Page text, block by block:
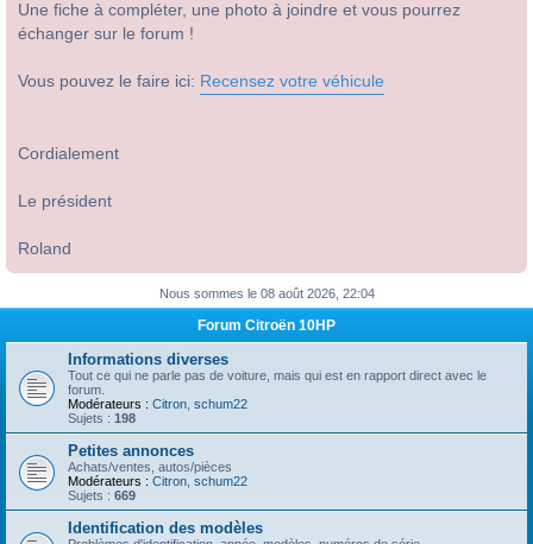
Une fiche à compléter, une photo à joindre et vous pourrez
échanger sur le forum !
Vous pouvez le faire ici: Recensez votre véhicule
Cordialement
Le président
Roland
Nous sommes le 08 août 2026, 22:04
Forum Citroën 10HP
Informations diverses
Tout ce qui ne parle pas de voiture, mais qui est en rapport direct avec le
forum.
Modérateurs : Citron schum22
Sujets : 198
Petites annonces
Achats/ventes, autos/pièces
Modérateurs : Citron schum22
Sujets : 669
Identification des modèles